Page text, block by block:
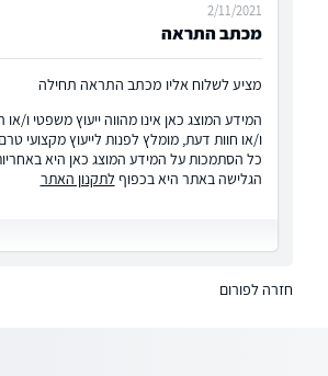
מכתב התראה
2/11/2021
מציע לשלוח אליו מכתב התראה תחילה
המידע המוצג כאן אינו מהווה ייעוץ משפטי ו/
ו/או חוות דעת, מומלץ לפנות לייעוץ מקצועי
כל הסתמכות על המידע המוצג כאן היא
הגלישה באתר היא בכפוף לתקנון האתר
חזרה לפורום